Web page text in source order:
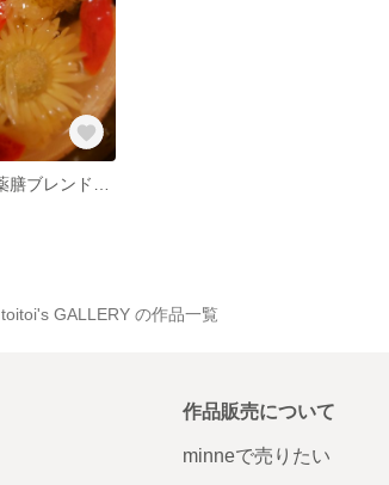
toitoi's GALLERY の作品一覧
作品販売について
minneで売りたい